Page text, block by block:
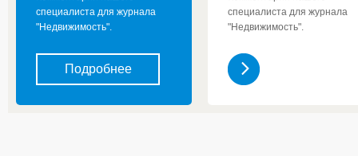
специалиста для журнала
"Недвижимость".
Подробнее
специалиста для журнала
"Недвижимость".